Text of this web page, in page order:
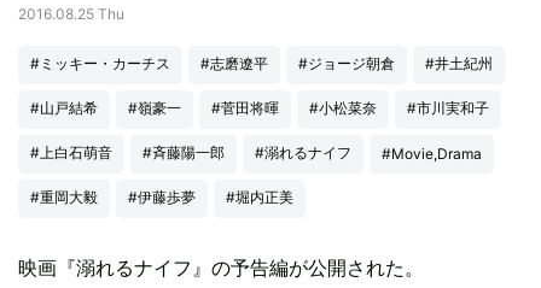
2016.08.25 Thu
#ミッキー・カーチス #志磨遼平 #ジョージ朝倉 #井土紀州
#山戸結希 #嶺豪一 #菅田将暉 #小松菜奈 #市川実和子
#上白石萌音 #斉藤陽一郎 #溺れるナイフ #Movie,Drama
#重岡大毅 #伊藤歩夢 #堀内正美
映画『溺れるナイフ』の予告編が公開された。